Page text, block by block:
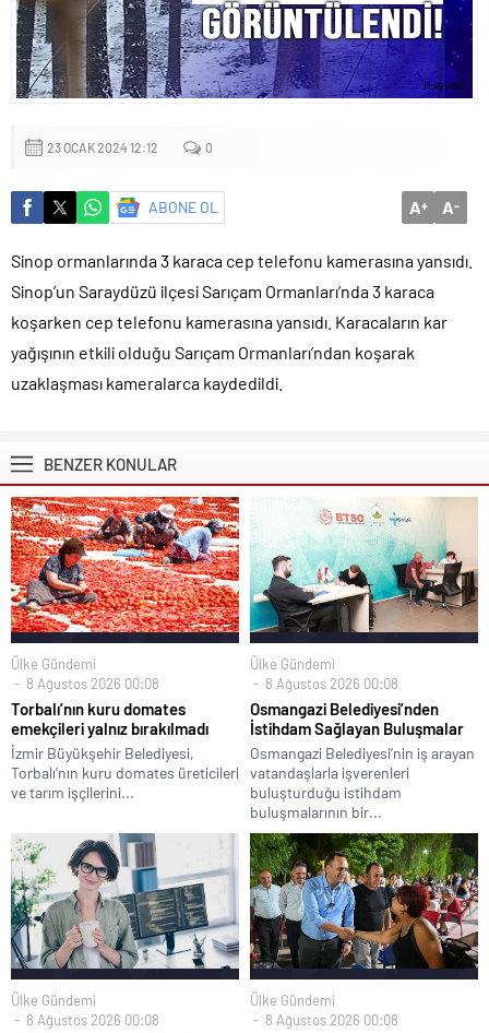
Küçük işletmeler büyük siber risklerle karşı karşıya
23 OCAK 2024 12:12 0
ABONE OL A+ A-
Sinop ormanlarında 3 karaca cep telefonu kamerasına yansıdı.
Sinop’un Saraydüzü ilçesi Sarıçam Ormanları’nda 3 karaca
koşarken cep telefonu kamerasına yansıdı. Karacaların kar
yağışının etkili olduğu Sarıçam Ormanları’ndan koşarak
uzaklaşması kameralarca kaydedildi.
BENZER KONULAR
Ülke Gündemi
8 Ağustos 2026 00:08
Torbalı’nın kuru domates
emekçileri yalnız bırakılmadı
İzmir Büyükşehir Belediyesi,
Torbalı’nın kuru domates üreticileri
ve tarım işçilerini...
Ülke Gündemi
8 Ağustos 2026 00:08
Osmangazi Belediyesi’nden
İstihdam Sağlayan Buluşmalar
Osmangazi Belediyesi’nin iş arayan
vatandaşlarla işverenleri
buluşturduğu istihdam
buluşmalarının bir...
Ülke Gündemi
8 Ağustos 2026 00:08
Ülke Gündemi
8 Ağustos 2026 00:08